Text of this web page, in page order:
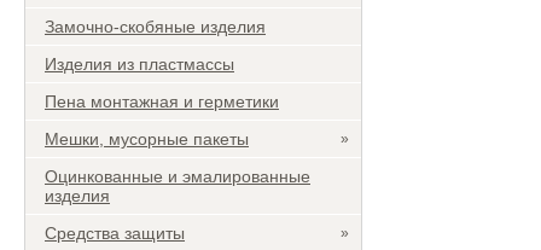
Замочно-скобяные изделия
Изделия из пластмассы
Пена монтажная и герметики
Мешки, мусорные пакеты
»
Оцинкованные и эмалированные
изделия
Средства защиты
»